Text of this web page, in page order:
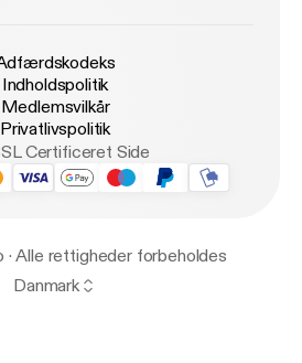
Indholdspolitik
Medlemsvilkår
Privatlivspolitik
Certificeret Side
Alle rettigheder forbeholdes
Danmark